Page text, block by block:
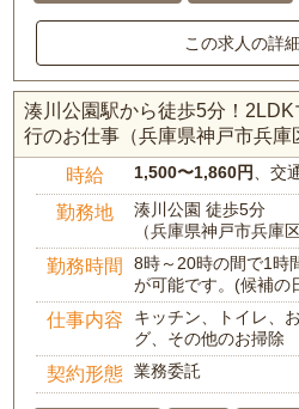
この求人の詳
湊川公園駅から徒歩5分！
行のお仕事（兵庫県神戸市兵庫
時給 1,500〜1,860円 、交
勤務地
湊川公園 徒歩5分
（兵庫県神戸市兵庫
勤務時間
8時～20時の間で1時
が可能です。(候補の
仕事内容
キッチン、トイレ、
グ、その他のお掃除
契約形態 業務委託